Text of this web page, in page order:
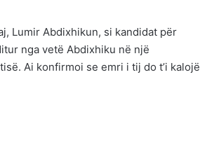
Lumir Abdixhikun, si kandidat për
nga vetë Abdixhiku në një
Ai konfirmoi se emri i tij do t’i kalojë